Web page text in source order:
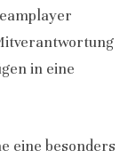
in eine
eine besonders